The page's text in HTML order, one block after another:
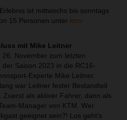
ist mittwochs bis sonntags
15 Personen unter ktm-
mit Mike Leitner
November zum letzten
der Saison 2023 in die RC16-
Experte Mike Leitner.
war Leitner fester Bestandteil
Zuerst als aktiver Fahrer, dann als
Manager von KTM. Wer
geeignet sein?! Los geht’s